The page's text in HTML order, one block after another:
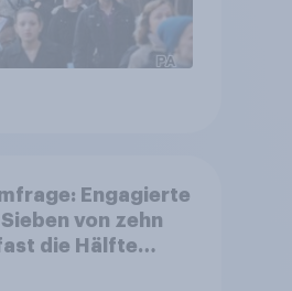
Engagierte
von zehn
die Hälfte